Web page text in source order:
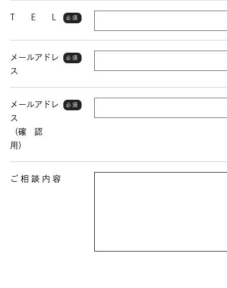
T E L 必須
メールアドレ
ス
必須
メールアドレ
ス
（確 認
用）
必須
ご 相 談 内 容